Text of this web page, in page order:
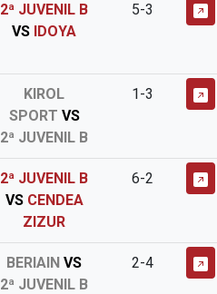
2ª JUVENIL B
VS IDOYA
5-3
KIROL
SPORT VS
2ª JUVENIL B
1-3
2ª JUVENIL B
VSCENDEA
ZIZUR
6-2
BERIAIN VS
2ª JUVENIL B
2-4